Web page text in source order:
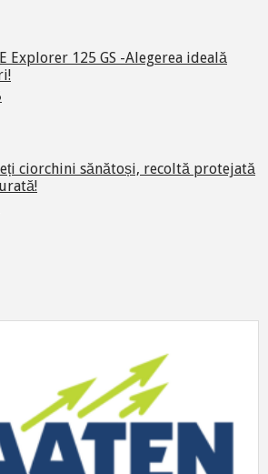
Explorer 125 GS -Alegerea ideală
ciorchini sănătoși, recoltă protejată